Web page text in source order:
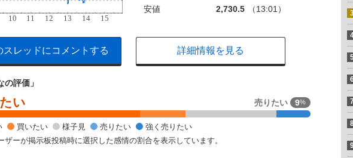
安値
2,730.5 （13:01）
スレッドにコメントする 詳細情報を見る
の評価」
い 売りたい 9%
買いたい 様子見 売りたい
強く売りたい
ザーが掲示板投稿時に選択した感情の割合を表示しています。